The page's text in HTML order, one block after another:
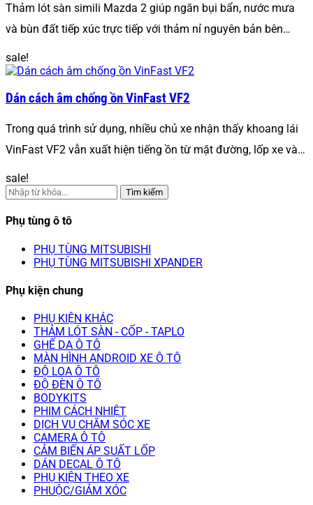
Thảm lót sàn simili Mazda 2 giúp ngăn bụi bẩn, nước mưa
và bùn đất tiếp xúc trực tiếp với thảm nỉ nguyên bản bên…
sale!
Dán cách âm chống ồn VinFast VF2
Trong quá trình sử dụng, nhiều chủ xe nhận thấy khoang lái
VinFast VF2 vẫn xuất hiện tiếng ồn từ mặt đường, lốp xe và…
sale!
Tìm kiếm
Phụ tùng ô tô
PHỤ TÙNG MITSUBISHI
PHỤ TÙNG MITSUBISHI XPANDER
Phụ kiện chung
PHỤ KIỆN KHÁC
THẢM LÓT SÀN - CỐP - TAPLO
GHẾ DA Ô TÔ
MÀN HÌNH ANDROID XE Ô TÔ
ĐỘ LOA Ô TÔ
ĐỘ ĐÈN Ô TÔ
BODYKITS
PHIM CÁCH NHIỆT
DỊCH VỤ CHĂM SÓC XE
CAMERA Ô TÔ
CẢM BIẾN ÁP SUẤT LỐP
DÁN DECAL Ô TÔ
PHỤ KIỆN THEO XE
PHUỘC/GIẢM XÓC